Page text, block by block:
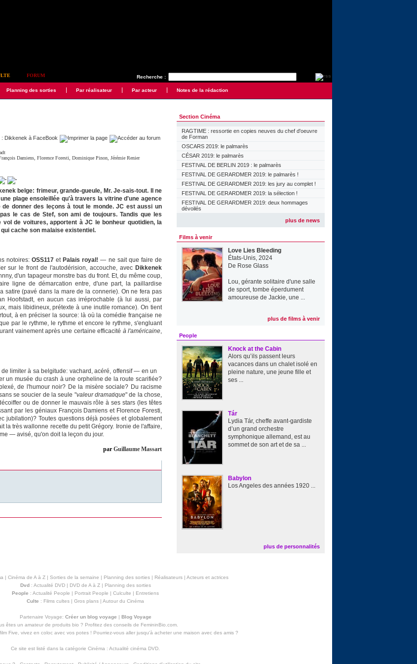
Recherche :
FORUM
Planning des sorties Par réalisateur Par acteur Notes de la rédaction
Damiens ,Florence Foresti ,Dominique Pinon ,Jérémie Renier
belge: frimeur, grande-gueule, Mr. Je-sais-tout. Il ne
plage ensoleillée qu'à travers la vitrine d'une agence
donner des leçons à tout le monde. JC est aussi un
le cas de Stef, son ami de toujours. Tandis que les
vol de voitures, apportent à JC le bonheur quotidien, la
cache son malaise existentiel.
notoires:OSS117 et Palais royal! — ne sait que faire de
sur le front de l'autodérision, accouche, avec Dikkenek
d'un tapageur monstre bas du front. Et, du même coup,
ligne de démarcation entre, d'une part, la paillardise
satire (pavé dans la mare de la connerie). On ne fera pas
Hoofstadt, en aucun cas irréprochable (à lui aussi, par
mais libidineux, prétexte à une inutile romance). On tient
à en préciser la source: là où la comédie française ne
par le rythme, le rythme et encore le rythme, s'engluant
vainement après une certaine efficacité à l'américaine,
limiter à sa belgitude: vachard, acéré, offensif — en un
un musée du crash à une orpheline de la route scarifiée?
de l'humour noir? De la misère sociale? Du racisme
se soucier de la seule "valeur dramatique" de la chose,
ou de donner le mauvais rôle à ses stars (les têtes
par les géniaux François Damiens et Florence Foresti,
jubilation)? Toutes questions déjà posées et globalement
la très wallonne recette du petit Grégory. Ironie de l'affaire,
— avisé, qu'on doit la leçon du jour.
par Guillaume Massart
Section Cinéma
RAGTIME : ressortie en copies neuves du chef d'oeuvre
de Forman
OSCARS 2019: le palmarès
CÉSAR 2019: le palmarès
FESTIVAL DE BERLIN 2019 : le palmarès
FESTIVAL DE GERARDMER 2019: le palmarès !
FESTIVAL DE GERARDMER 2019: les jury au complet !
FESTIVAL DE GERARDMER 2019: la sélection !
FESTIVAL DE GERARDMER 2019: deux hommages
dévoilés
plus de news
Films à venir
Love Lies Bleeding
États-Unis, 2024
De Rose Glass
Lou, gérante solitaire d'une salle
de sport, tombe éperdument
amoureuse de Jackie, une ...
plus de films à venir
People
Knock at the Cabin
Alors qu’ils passent leurs
vacances dans un chalet isolé en
pleine nature, une jeune fille et
ses ...
Tár
Lydia Tár, cheffe avant-gardiste
d’un grand orchestre
symphonique allemand, est au
sommet de son art et de sa ...
Babylon
Los Angeles des années 1920 ...
plus de personnalités
| Cinéma de A à Z| Sorties de la semaine | Planning des sorties| Réalisateurs| Acteurs et actrices
Dvd: Actualité DVD| DVD de A à Z| Planning des sorties
People : Actualité People | Portrait People | Culculte | Entretiens
Culte : Films cultes | Gros plans | Autour du Cinéma
Partenaire Voyage: Créer un blog voyage | Blog Voyage
êtes un amateur de produits bio ? Profitez des conseils de FemininBio.com.
Five, vivez en coloc avec vos potes ! Pourriez-vous aller jusqu'à acheter une maison avec des amis?
Ce site est listé dans la catégorie Cinéma : Actualité cinéma DVD